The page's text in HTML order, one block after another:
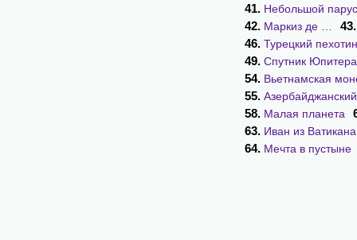
41. Небольшой
42. Маркиз де …
46. Турецкий
49. Спутник Юпитера
54. Вьетнамская
55.
58. Малая планета
63. Иван из Ватикана
64. Мечта в пустыне